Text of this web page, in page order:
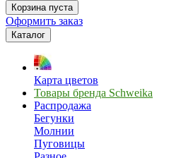
Корзина пуста
Оформить заказ
Каталог
Карта цветов
Товары бренда Schweika
Распродажа
Бегунки
Молнии
Пуговицы